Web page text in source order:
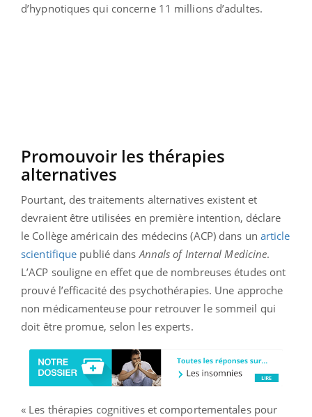
d’hypnotiques qui concerne 11 millions d’adultes.
Promouvoir les thérapies
alternatives
Pourtant, des traitements alternatives existent et
devraient être utilisées en première intention, déclare
le Collège américain des médecins (ACP) dans un article
scientifique publié dans Annals of Internal Medicine.
L’ACP souligne en effet que de nombreuses études ont
prouvé l’efficacité des psychothérapies. Une approche
non médicamenteuse pour retrouver le sommeil qui
doit être promue, selon les experts.
« Les thérapies cognitives et comportementales pour